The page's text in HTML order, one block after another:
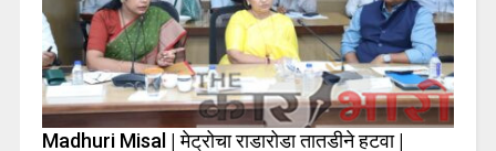
Madhuri Misal | मेट्रोचा राडारोडा तातडीने हटवा |